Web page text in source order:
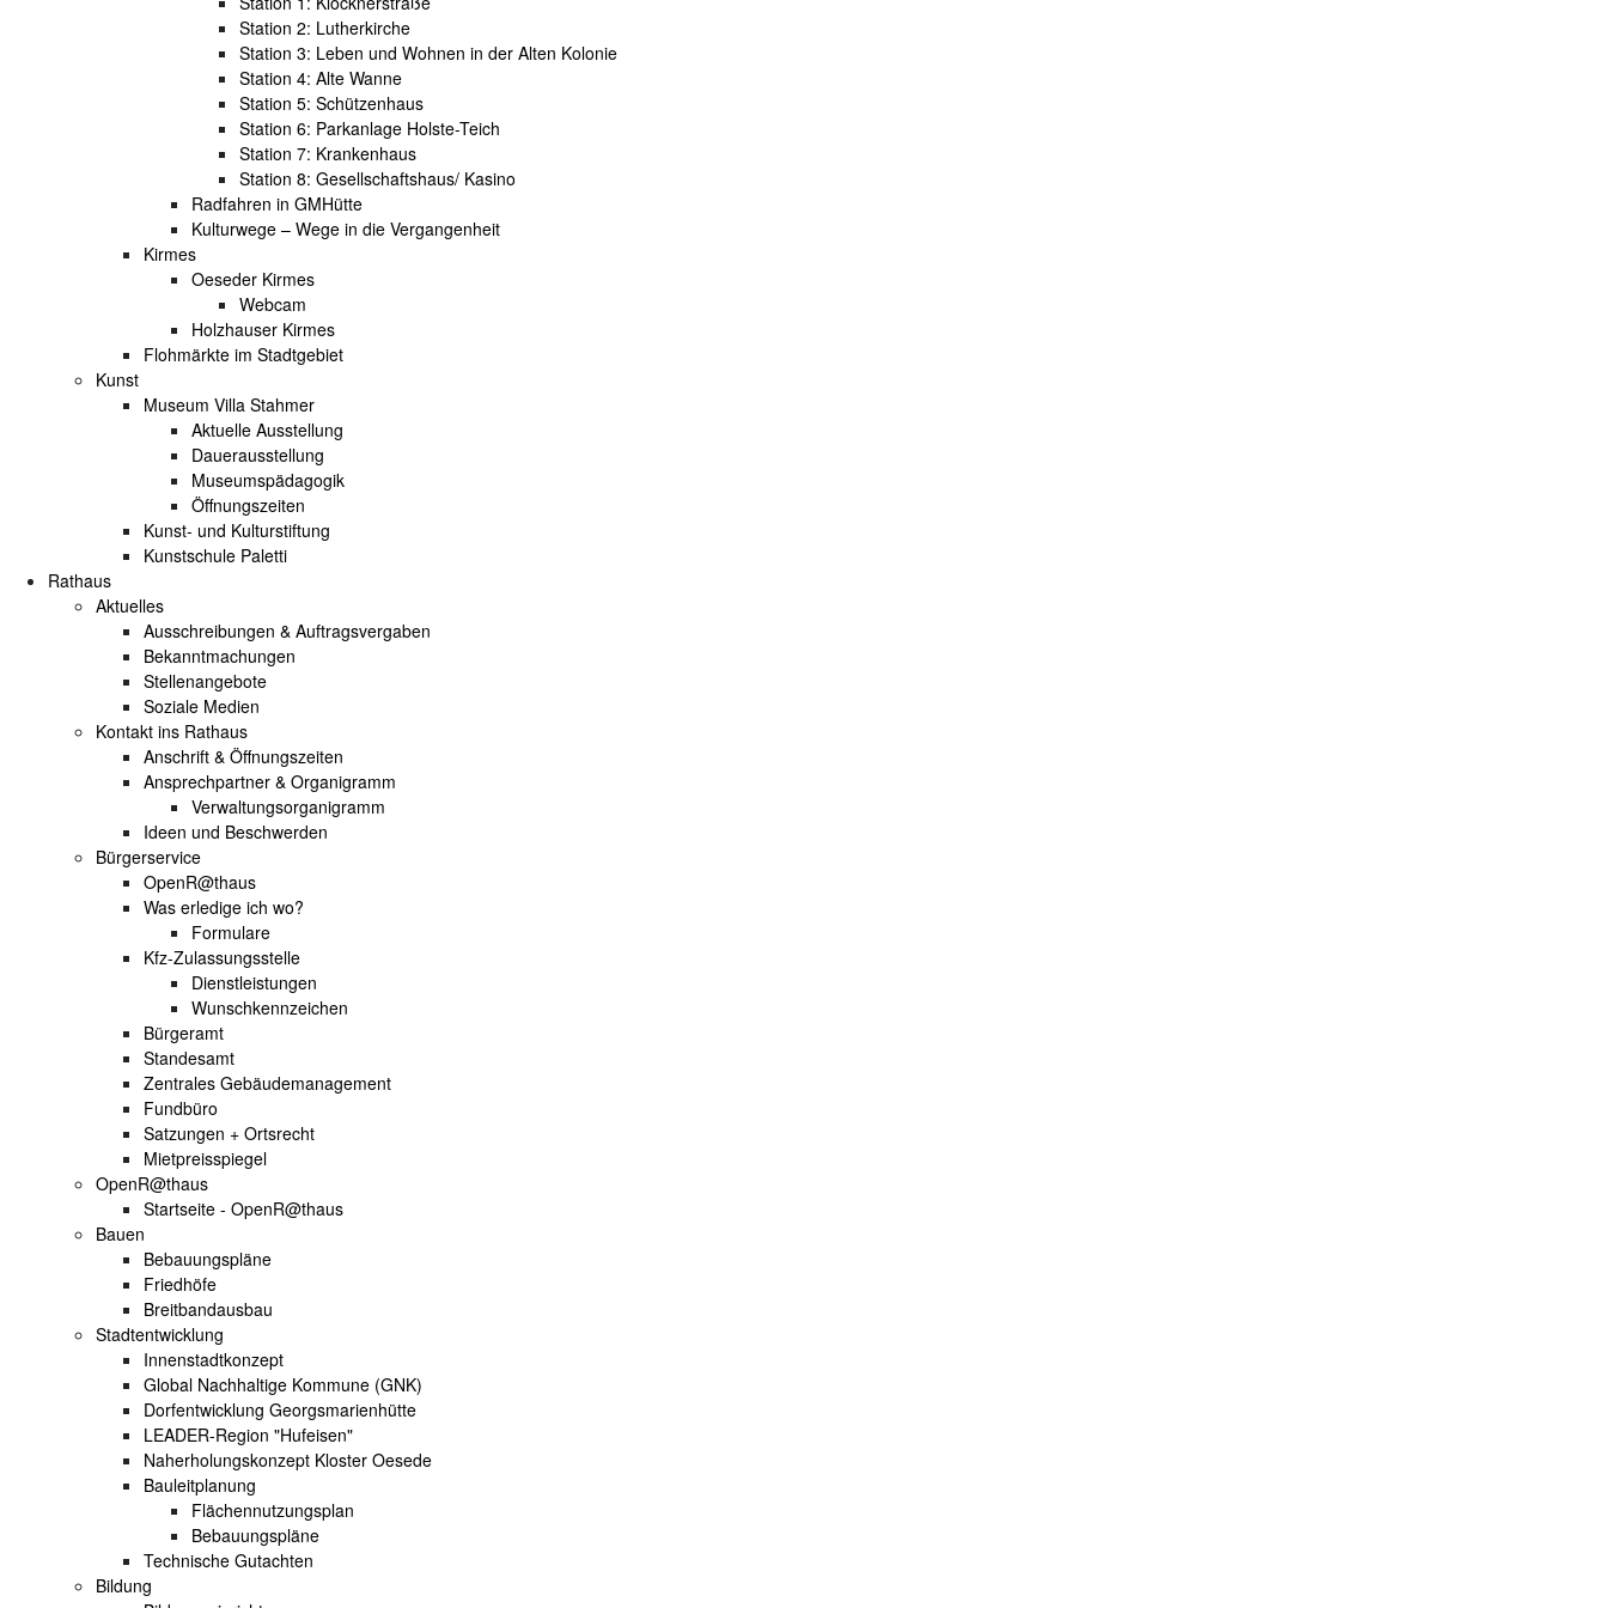
Station 2: Lutherkirche
Station 3: Leben und Wohnen in der Alten Kolonie
Station 4: Alte Wanne
Station 5: Schützenhaus
Station 6: Parkanlage Holste-Teich
Station 7: Krankenhaus
Station 8: Gesellschaftshaus/ Kasino
Radfahren in GMHütte
Kulturwege – Wege in die Vergangenheit
Kirmes
Oeseder Kirmes
Webcam
Holzhauser Kirmes
Flohmärkte im Stadtgebiet
Kunst
Museum Villa Stahmer
Aktuelle Ausstellung
Dauerausstellung
Museumspädagogik
Öffnungszeiten
Kunst- und Kulturstiftung
Kunstschule Paletti
Rathaus
Aktuelles
Ausschreibungen & Auftragsvergaben
Bekanntmachungen
Stellenangebote
Soziale Medien
Kontakt ins Rathaus
Anschrift & Öffnungszeiten
Ansprechpartner & Organigramm
Verwaltungsorganigramm
Ideen und Beschwerden
Bürgerservice
OpenR@thaus
Was erledige ich wo?
Formulare
Kfz-Zulassungsstelle
Dienstleistungen
Wunschkennzeichen
Bürgeramt
Standesamt
Zentrales Gebäudemanagement
Fundbüro
Satzungen + Ortsrecht
Mietpreisspiegel
OpenR@thaus
Startseite - OpenR@thaus
Bauen
Bebauungspläne
Friedhöfe
Breitbandausbau
Stadtentwicklung
Innenstadtkonzept
Global Nachhaltige Kommune (GNK)
Dorfentwicklung Georgsmarienhütte
LEADER-Region "Hufeisen"
Naherholungskonzept Kloster Oesede
Bauleitplanung
Flächennutzungsplan
Bebauungspläne
Technische Gutachten
Bildung